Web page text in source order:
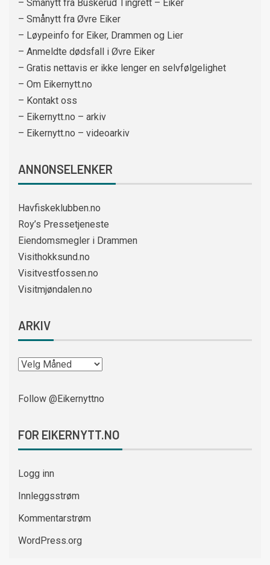
– Smånytt fra Buskerud Tingrett – Eiker
– Smånytt fra Øvre Eiker
– Løypeinfo for Eiker, Drammen og Lier
– Anmeldte dødsfall i Øvre Eiker
– Gratis nettavis er ikke lenger en selvfølgelighet
– Om Eikernytt.no
– Kontakt oss
– Eikernytt.no – arkiv
– Eikernytt.no – videoarkiv
ANNONSELENKER
Havfiskeklubben.no
Roy’s Pressetjeneste
Eiendomsmegler i Drammen
Visithokksund.no
Visitvestfossen.no
Visitmjøndalen.no
ARKIV
Follow @Eikernyttno
FOR EIKERNYTT.NO
Logg inn
Innleggsstrøm
Kommentarstrøm
WordPress.org